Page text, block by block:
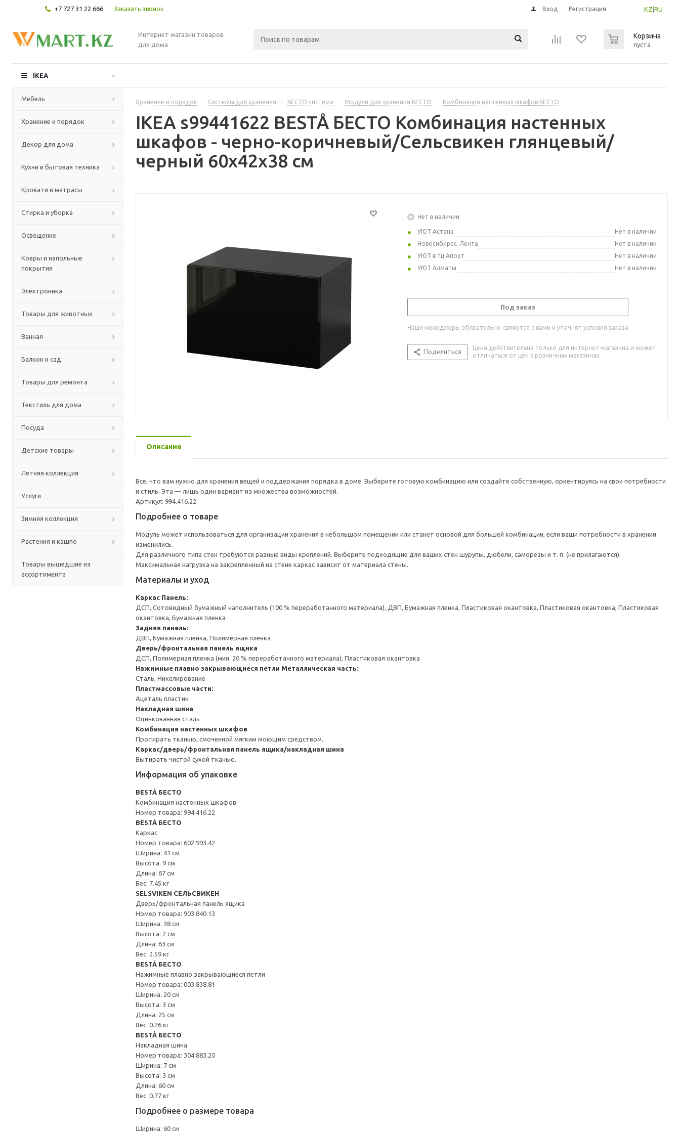
+7 727 31 22 666 Заказать звонок KZ RU
Вход Регистрация
Интернет магазин товаров
для дома
Корзина
пуста
IKEA
Мебель
Хранение и порядок
Декор для дома
Кухни и бытовая техника
Кровати и матрасы
Стирка и уборка
Освещение
Ковры и напольные
покрытия
Электроника
Товары для животных
Ванная
Балкон и сад
Товары для ремонта
Текстиль для дома
Посуда
Детские товары
Летняя коллекция
Услуги
Зимняя коллекция
Растения и кашпо
Товары вышедшие из
ассортимента
Хранение и порядок - Системы для хранения - БЕСТО система - Модули для хранения БЕСТО - Комбинации настенных шкафов БЕСТО
IKEA s99441622 BESTÅ БЕСТО Комбинация настенных
шкафов - черно-коричневый/Сельсвикен глянцевый/
черный 60x42x38 см
Нет в наличии
УЮТ Астана
Нет в наличии
Новосибирск, Лента
Нет в наличии
УЮТ в тц Апорт
Нет в наличии
УЮТ Алматы
Нет в наличии
Под заказ
Наши менеджеры обязательно свяжутся с вами и уточнят условия заказа
Поделиться
Цена действительна только для интернет-магазина и может
отличаться от цен в розничных магазинах
Описание
Все, что вам нужно для хранения вещей и поддержания порядка в доме. Выберите готовую комбинацию или создайте собственную, ориентируясь на свои потребности
и стиль. Эта — лишь один вариант из множества возможностей.
Артикул: 994.416.22
Подробнее о товаре
Модуль может использоваться для организации хранения в небольшом помещении или станет основой для большей комбинации, если ваши потребности в хранении
изменились.
Для различного типа стен требуются разные виды креплений. Выберите подходящие для ваших стен шурупы, дюбели, саморезы и т. п. (не прилагаются).
Максимальная нагрузка на закрепленный на стене каркас зависит от материала стены.
Материалы и уход
Каркас Панель:
ДСП, Сотовидный бумажный наполнитель (100 % переработанного материала), ДВП, Бумажная пленка, Пластиковая окантовка, Пластиковая окантовка, Пластиковая
окантовка, Бумажная пленка
Задняя панель:
ДВП, Бумажная пленка, Полимерная пленка
Дверь/фронтальная панель ящика
ДСП, Полимерная пленка (мин. 20 % переработанного материала), Пластиковая окантовка
Нажимные плавно закрывающиеся петли Металлическая часть:
Сталь, Никелирование
Пластмассовые части:
Ацеталь пластик
Накладная шина
Оцинкованная сталь
Комбинация настенных шкафов
Протирать тканью, смоченной мягким моющим средством.
Каркас/дверь/фронтальная панель ящика/накладная шина
Вытирать чистой сухой тканью.
Информация об упаковке
BESTÅ БЕСТО
Комбинация настенных шкафов
Номер товара: 994.416.22
BESTÅ БЕСТО
Каркас
Номер товара: 602.993.42
Ширина: 41 см
Высота: 9 см
Длина: 67 см
Вес: 7.45 кг
SELSVIKEN СЕЛЬСВИКЕН
Дверь/фронтальная панель ящика
Номер товара: 903.840.13
Ширина: 38 см
Высота: 2 см
Длина: 63 см
Вес: 2.59 кг
BESTÅ БЕСТО
Нажимные плавно закрывающиеся петли
Номер товара: 003.838.81
Ширина: 20 см
Высота: 3 см
Длина: 25 см
Вес: 0.26 кг
BESTÅ БЕСТО
Накладная шина
Номер товара: 304.883.20
Ширина: 7 см
Высота: 3 см
Длина: 60 см
Вес: 0.77 кг
Подробнее о размере товара
Ширина: 60 см